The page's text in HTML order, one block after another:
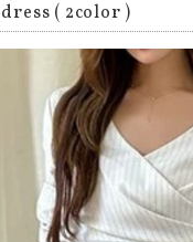
( 2color )